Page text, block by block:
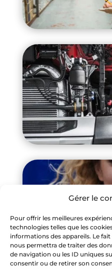
Gérer le
Pour offrir les meilleures
technologies telles que les
informations des appareils. Le
nous permettra de traiter des
de navigation ou les ID uniques
consentir ou de retirer son